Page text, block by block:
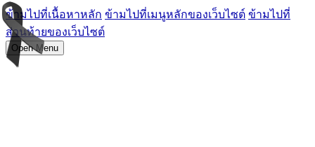
ข้ามไปที่เนื้อหาหลัก ข้ามไปที่เมนูหลักของเว็บไซต์ ข้ามไปที่
ส่วนท้ายของเว็บไซต์
Open Menu